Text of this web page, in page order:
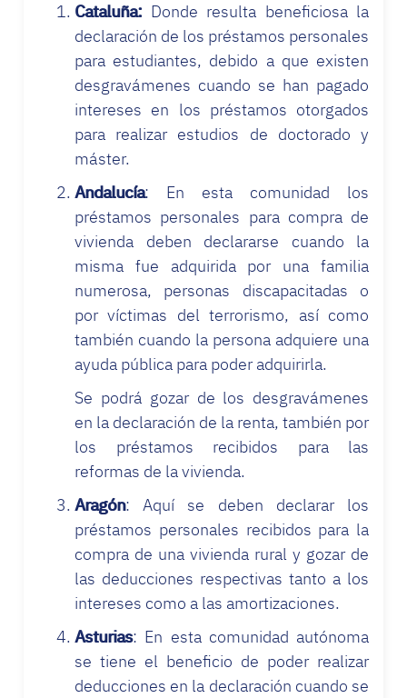
Cataluña:Donde resulta beneficiosa la
declaración de los préstamos personales
para estudiantes, debido a que existen
desgravámenes cuando se han pagado
intereses en los préstamos otorgados
para realizar estudios de doctorado y
máster.
Andalucía: En esta comunidad los
préstamos personales para compra de
vivienda deben declararse cuando la
misma fue adquirida por una familia
numerosa, personas discapacitadas o
por víctimas del terrorismo, así como
también cuando la persona adquiere una
ayuda pública para poder adquirirla.
Se podrá gozar de los desgravámenes
en la declaración de la renta, también por
los préstamos recibidos para las
reformas de la vivienda.
Aragón: Aquí se deben declarar los
préstamos personales recibidos para la
compra de una vivienda rural y gozar de
las deducciones respectivas tanto a los
intereses como a las amortizaciones.
Asturias: En esta comunidad autónoma
se tiene el beneficio de poder realizar
deducciones en la declaración cuando se